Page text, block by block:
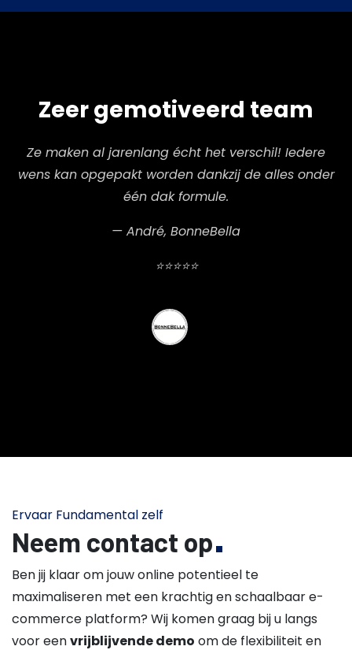
Zeer gemotiveerd team
Ze maken al jarenlang écht het verschil! Iedere
wens kan opgepakt worden dankzij de alles onder
één dak formule.
— André, BonneBella
⭐⭐⭐⭐⭐
Ervaar Fundamental zelf
Neem contact op
Ben jij klaar om jouw online potentieel te
maximaliseren met een krachtig en schaalbaar e-
commerce platform? Wij komen graag bij u langs
voor eenvrijblijvende demo om de flexibiliteit en